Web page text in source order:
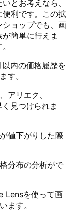
とお考えなら、
便利です。この拡
ョップでも、画
簡単に行えま
内の価格履歴を
す。
アリエク、
見つけられま
値下がりした際
分布の分析がで
Lensを使って画
ます。